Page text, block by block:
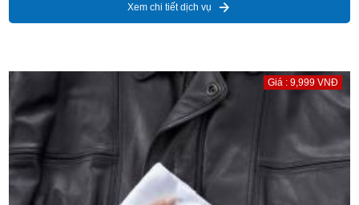
Xem chi tiết dịch vụ
Giá : 9,999 VNĐ